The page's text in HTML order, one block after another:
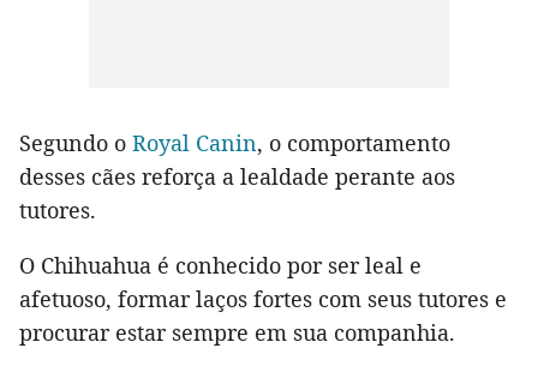
Segundo o Royal Canin, o comportamento
desses cães reforça a lealdade perante aos
tutores.
O Chihuahua é conhecido por ser leal e
afetuoso, formar laços fortes com seus tutores e
procurar estar sempre em sua companhia.